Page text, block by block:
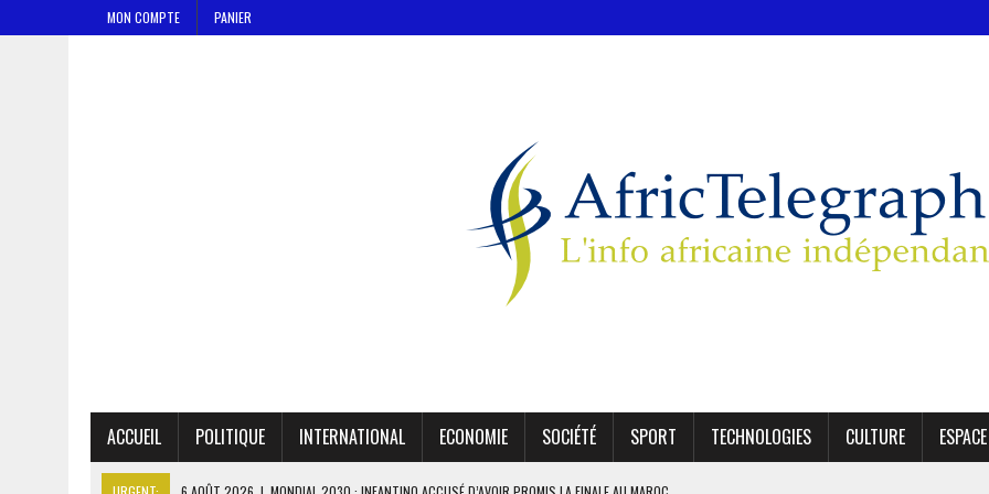
MON COMPTE PANIER
ACCUEIL POLITIQUE INTERNATIONAL ECONOMIE SOCIÉTÉ SPORT TECHNOLOGIES CULTURE